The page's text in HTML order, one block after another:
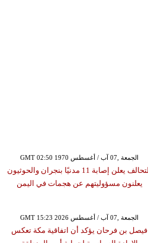
GMT 02:50 1970 الجمعة ,07 آب / أغسطس
التحالف يعلن إصابة 11 مدنيًا بنجران والحوثيون
يعلنون مسؤوليتهم عن هجمات في اليمن
GMT 15:23 2026 الجمعة ,07 آب / أغسطس
فيصل بن فرحان يؤكد أن اتفاقية مكة تعكس